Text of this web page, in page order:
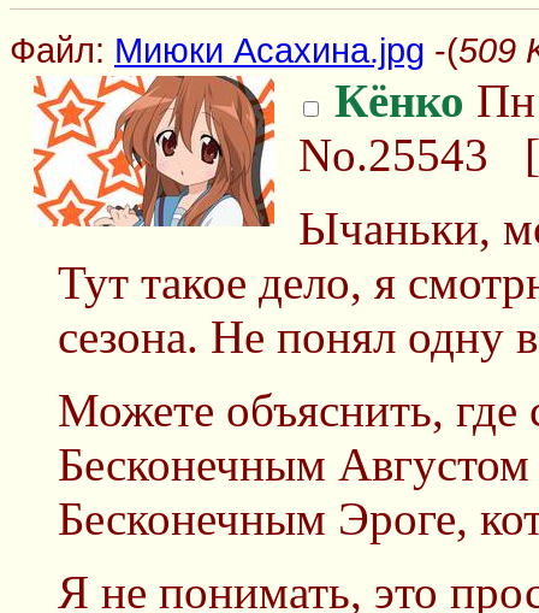
Файл: Миюки Асахина.jpg -(509
Кёнко Пн
No.25543 [
Ычаньки,
Тут такое дело, я
сезона. Не понял одну
Можете объяснить, где
Бесконечным Августом
Бесконечным Эроге,
Я не понимать, это